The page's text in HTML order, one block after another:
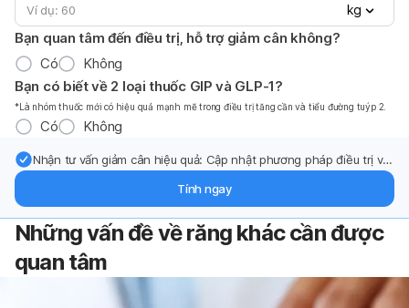
kg
Bạn quan tâm đến điều trị, hỗ trợ giảm cân không?
Có
Không
Bạn có biết về 2 loại thuốc GIP và GLP-1?
*Là nhóm thuốc mới có hiệu quả mạnh mẽ trong điều trị tăng cần và tiểu đường tuýp 2.
Có Không
Nhận tư vấn giảm cân hiệu quả: Cập nhật phương pháp điều trị và
Tính ngay
Những vấn đề về răng khác cần được
quan tâm